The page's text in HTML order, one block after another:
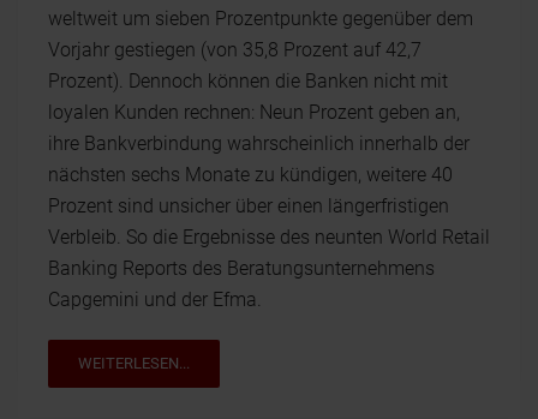
weltweit um sieben Prozentpunkte gegenüber dem
Vorjahr gestiegen (von 35,8 Prozent auf 42,7
Prozent). Dennoch können die Banken nicht mit
loyalen Kunden rechnen: Neun Prozent geben an,
ihre Bankverbindung wahrscheinlich innerhalb der
nächsten sechs Monate zu kündigen, weitere 40
Prozent sind unsicher über einen längerfristigen
Verbleib. So die Ergebnisse des neunten World Retail
Banking Reports des Beratungsunternehmens
Capgemini und der Efma.
WEITERLESEN...